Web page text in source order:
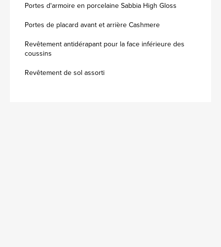
Portes d'armoire en porcelaine Sabbia High Gloss
Portes de placard avant et arrière Cashmere
Revêtement antidérapant pour la face inférieure des
coussins
Revêtement de sol assorti